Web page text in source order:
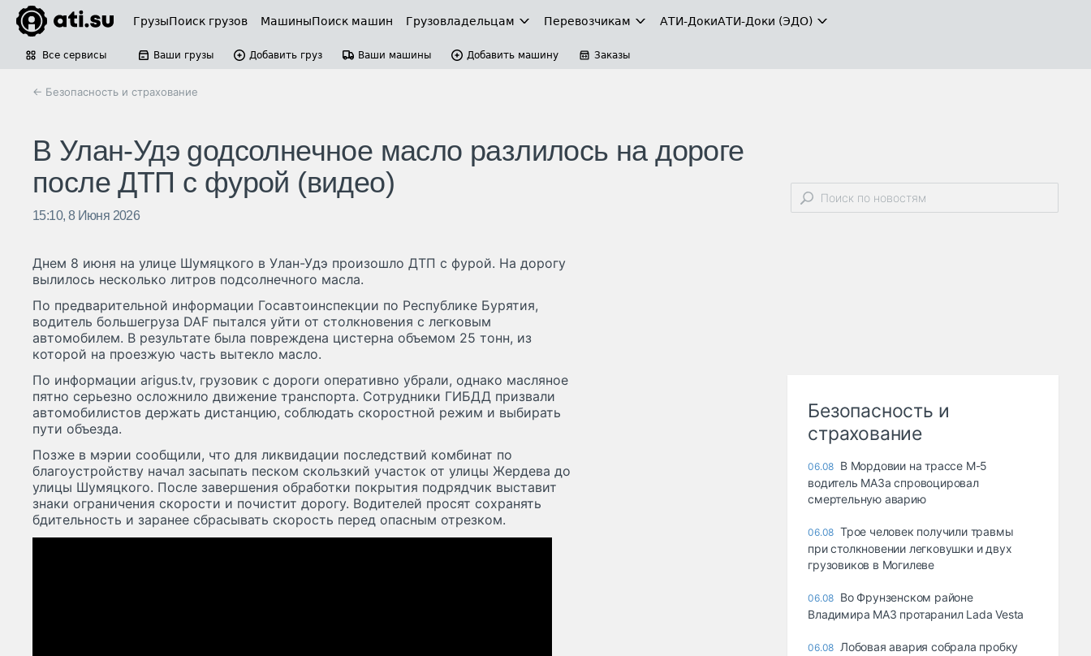
ГрузыПоиск грузов МашиныПоиск машин Грузовладельцам Перевозчикам АТИ-ДокиАТИ-Доки (ЭДО)
Все сервисы Ваши грузы Добавить груз Ваши машины Добавить машину Заказы
← Безопасность и страхование
В Улан-Удэ gодсолнечное масло разлилось на дороге
после ДТП с фурой (видео)
15:10, 8 Июня 2026
Днем 8 июня на улице Шумяцкого в Улан-Удэ произошло ДТП с фурой. На дорогу
вылилось несколько литров подсолнечного масла.
По предварительной информации Госавтоинспекции по Республике Бурятия,
водитель большегруза DAF пытался уйти от столкновения с легковым
автомобилем. В результате была повреждена цистерна объемом 25 тонн, из
которой на проезжую часть вытекло масло.
По информации arigus.tv, грузовик с дороги оперативно убрали, однако масляное
пятно серьезно осложнило движение транспорта. Сотрудники ГИБДД призвали
автомобилистов держать дистанцию, соблюдать скоростной режим и выбирать
пути объезда.
Позже в мэрии сообщили, что для ликвидации последствий комбинат по
благоустройству начал засыпать песком скользкий участок от улицы Жердева до
улицы Шумяцкого. После завершения обработки покрытия подрядчик выставит
знаки ограничения скорости и почистит дорогу. Водителей просят сохранять
бдительность и заранее сбрасывать скорость перед опасным отрезком.
Безопасность и
страхование
06.08 В Мордовии на трассе М-5
водитель МАЗа спровоцировал
смертельную аварию
06.08 Трое человек получили травмы
при столкновении легковушки и двух
грузовиков в Могилеве
06.08 Во Фрунзенском районе
Владимира МАЗ протаранил Lada Vesta
06.08 Лобовая авария собрала пробку